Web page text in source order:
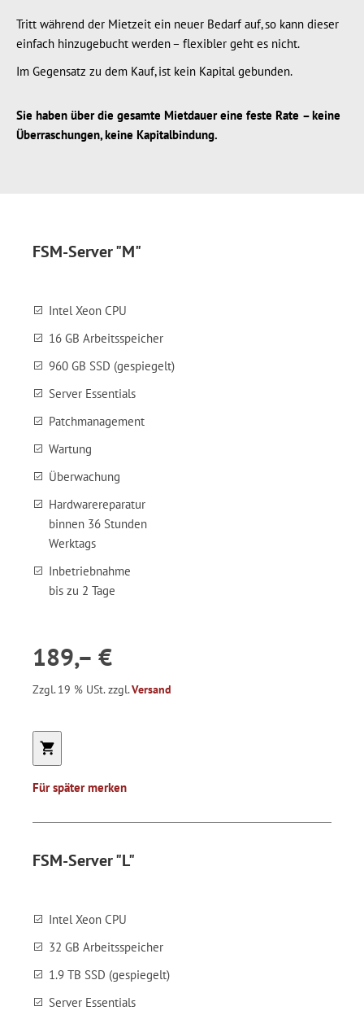
Tritt während der Mietzeit ein neuer Bedarf auf, so kann dieser
einfach hinzugebucht werden – flexibler geht es nicht.
Im Gegensatz zu dem Kauf, ist kein Kapital gebunden.
Sie haben über die gesamte Mietdauer eine feste Rate – keine
Überraschungen, keine Kapitalbindung.
FSM-Server "M"
Intel Xeon CPU
16 GB Arbeitsspeicher
960 GB SSD (gespiegelt)
Server Essentials
Patchmanagement
Wartung
Überwachung
Hardwarereparatur
binnen 36 Stunden
Werktags
Inbetriebnahme
bis zu 2 Tage
189,– €
Zzgl. 19 % USt. zzgl.Versand
Für später merken
FSM-Server "L"
Intel Xeon CPU
32 GB Arbeitsspeicher
1.9 TB SSD (gespiegelt)
Server Essentials